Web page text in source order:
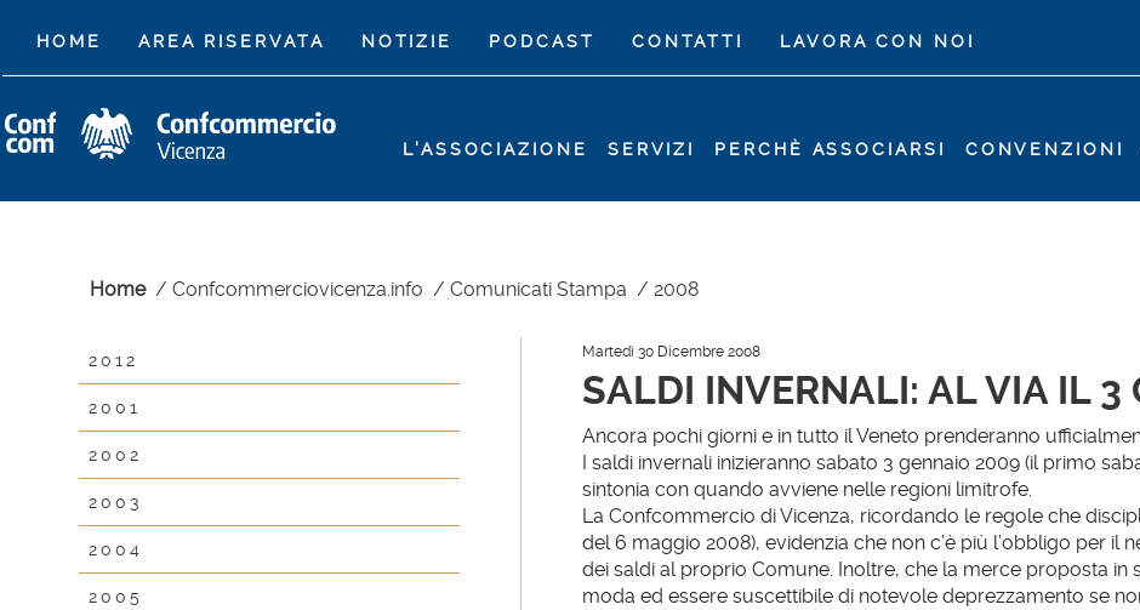
HOME (CURRENT)
AREA RISERVATA NOTIZIE PODCAST CONTATTI LAVORA CON NOI
L'ASSOCIAZIONE SERVIZI PERCHÈ ASSOCIARSI CONVENZIONI
Home/ Confcommerciovicenza.info / Comunicati Stampa / 2008
2012
2001
2002
2003
2004
2005
Martedì 30 Dicembre 2008
SALDI INVERNALI: AL VIA IL 3
Ancora pochi giorni e in tutto il Veneto prenderanno
I saldi invernali inizieranno sabato 3 gennaio 2009 (il primo
sintonia con quando avviene nelle regioni limitrofe.
La Confcommercio di Vicenza, ricordando le regole che
del 6 maggio 2008), evidenzia che non c’è più l’obbligo per il
dei saldi al proprio Comune. Inoltre, che la merce proposta
moda ed essere suscettibile di notevole deprezzamento se